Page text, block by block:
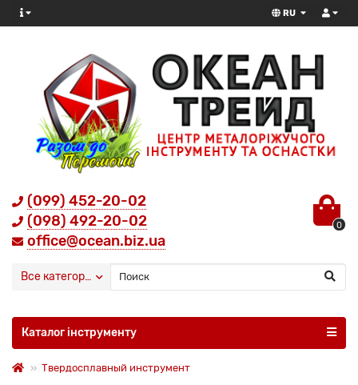
RU
(099) 452-20-02
(098) 492-20-02
office@ocean.biz.ua
0
Все категории
Каталог інструменту
Твердосплавный инструмент